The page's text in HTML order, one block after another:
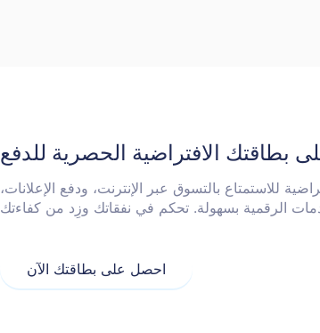
بطاقتك الافتراضية الحصرية للدفع
للاستمتاع بالتسوق عبر الإنترنت، ودفع الإعلانات،
احصل على بطاقتك الآن